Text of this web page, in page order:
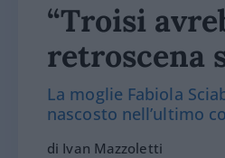
“Troisi
retroscena
La moglie Fabiola
nascosto nell’ultimo
di Ivan Mazzoletti